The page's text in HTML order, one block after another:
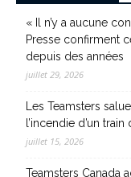
« Il n’y a aucune
Presse confirment
depuis des années
juillet 29, 2026
Les Teamsters
l’incendie d’un
juillet 15, 2026
Teamsters Canada